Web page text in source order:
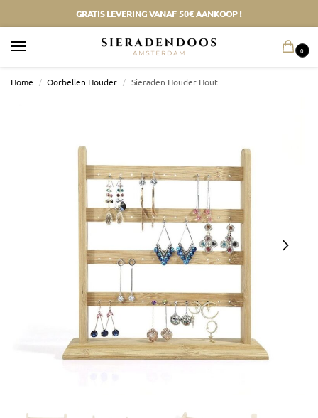
GRATIS LEVERING VANAF 50€ AANKOOP !
0
Home / Oorbellen Houder / Sieraden Houder Hout